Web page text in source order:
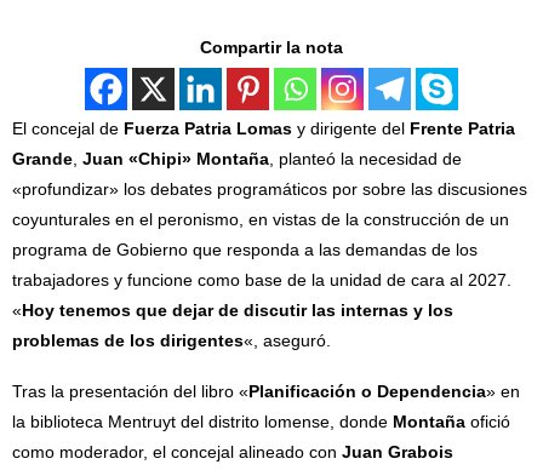
Compartir la nota
El concejal de Fuerza Patria Lomas y dirigente del Frente Patria
Grande Juan «Chipi» Montaña , planteó la necesidad de
«profundizar» los debates programáticos por sobre las discusiones
coyunturales en el peronismo, en vistas de la construcción de un
programa de Gobierno que responda a las demandas de los
trabajadores y funcione como base de la unidad de cara al 2027.
«Hoy tenemos que dejar de discutir las internas y los
problemas de los dirigentes«, aseguró.
Tras la presentación del libro «Planificación o Dependencia» en
la biblioteca Mentruyt del distrito lomense, donde Montaña ofició
como moderador, el concejal alineado con Juan Grabois